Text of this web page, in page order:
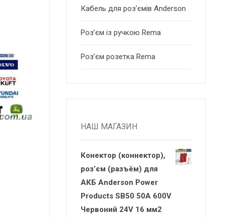
Кабель для роз’ємів Anderson
Роз’єм із ручкою Rema
Роз’єм розетка Rema
НАШ МАГАЗИН
Конектор (коннектор),
роз’єм (разъём) для
АКБ Anderson Power
Products SB50 50A 600V
Червоний 24V 16 мм2